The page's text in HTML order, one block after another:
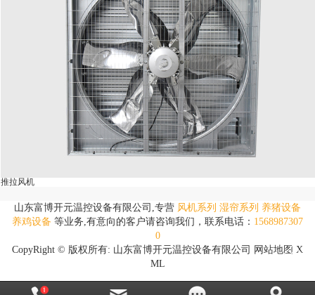
推拉风机
山东富博开元温控设备有限公司,专营 风机系列 湿帘系列 养猪设备
养鸡设备 等业务,有意向的客户请咨询我们，联系电话： 1568987307
0
CopyRight © 版权所有: 山东富博开元温控设备有限公司 网站地图 X
ML